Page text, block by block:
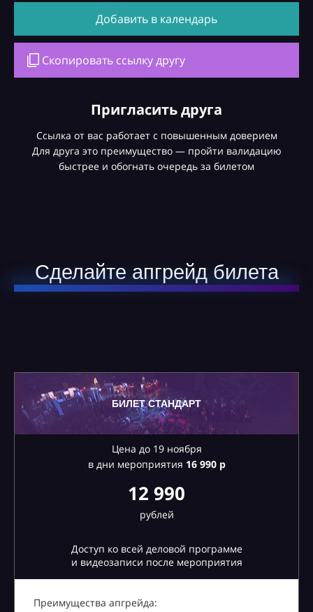
Добавить в календарь
Скопировать ссылку другу
Пригласить друга
Ссылка от вас работает с повышенным доверием
Для друга это преимущество — пройти валидацию
быстрее и обогнать очередь за билетом
Сделайте апгрейд билета
БИЛЕТ СТАНДАРТ
Цена до 19 ноября
в дни мероприятия 16990 р
12 990
рублей
Доступ ко всей деловой программе
и видеозаписи после мероприятия
Преимущества апгрейда: